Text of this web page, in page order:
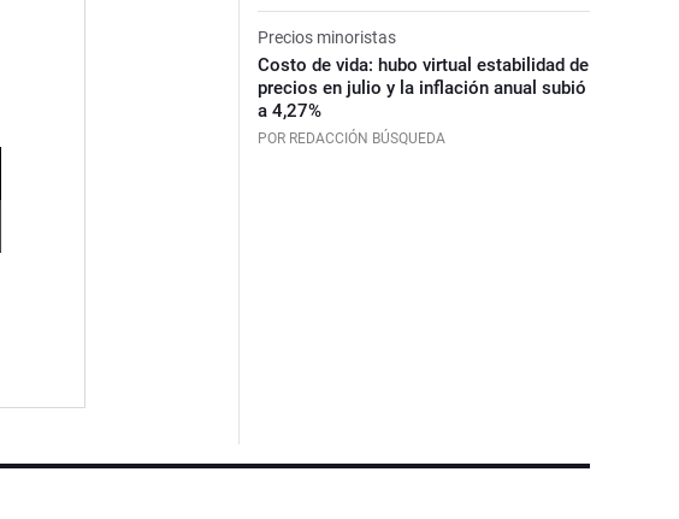
Precios minoristas
Costo de vida: hubo virtual estabilidad de
precios en julio y la inflación anual subió
a 4,27%
POR REDACCIÓN BÚSQUEDA